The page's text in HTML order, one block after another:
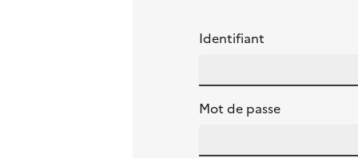
Identifiant
Mot de passe